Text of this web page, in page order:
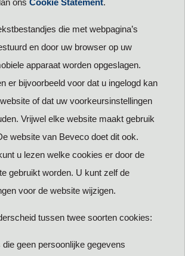
die met webpagina’s
en door uw browser op uw
apparaat worden opgeslagen.
er bijvoorbeeld voor dat u ingelogd kan
of dat uw voorkeursinstellingen
Vrijwel elke website maakt gebruik
website van Beveco doet dit ook.
u lezen welke cookies er door de
gebruikt worden. U kunt zelf de
voor de website wijzigen.
tussen twee soorten cookies:
geen persoonlijke gegevens